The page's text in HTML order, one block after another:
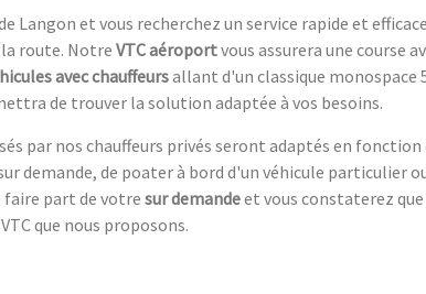
Langon et vous recherchez un service rapide et
route. NotreVTC aéroportvous assurera une course
avec chauffeursallant d'un classique monospace
de trouver la solution adaptée à vos besoins.
par nos chauffeurs privés seront adaptés en
de poater à bord d'un véhicule particulier
part de votre sur demandeet vous constaterez
que nous proposons.